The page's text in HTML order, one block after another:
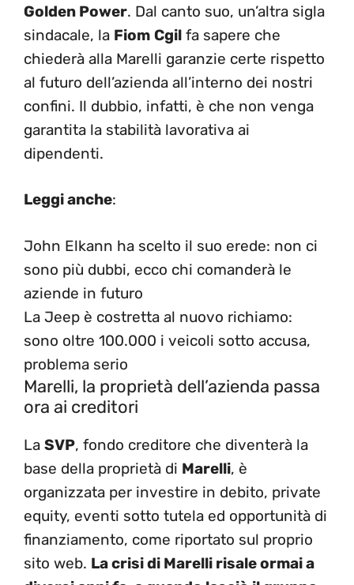
Golden Power. Dal canto suo, un’altra sigla
sindacale, la Fiom Cgil fa sapere che
chiederà alla Marelli garanzie certe rispetto
al futuro dell’azienda all’interno dei nostri
confini. Il dubbio, infatti, è che non venga
garantita la stabilità lavorativa ai
dipendenti.
Leggi anche:
John Elkann ha scelto il suo erede: non ci
sono più dubbi, ecco chi comanderà le
aziende in futuro
La Jeep è costretta al nuovo richiamo:
sono oltre 100.000 i veicoli sotto accusa,
problema serio
Marelli, la proprietà dell’azienda passa
ora ai creditori
La SVP, fondo creditore che diventerà la
base della proprietà di Marelli, è
organizzata per investire in debito, private
equity, eventi sotto tutela ed opportunità di
finanziamento, come riportato sul proprio
sito web. La crisi di Marelli risale ormai a